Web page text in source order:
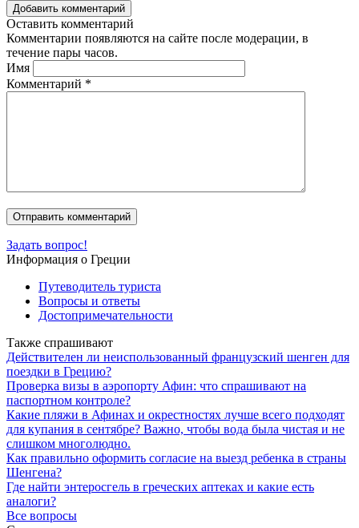
Добавить комментарий
Оставить комментарий
Комментарии появляются на сайте после модерации, в
течение пары часов.
Имя
Комментарий *
Задать вопрос!
Информация о Греции
Путеводитель туриста
Вопросы и ответы
Достопримечательности
Также спрашивают
Действителен ли неиспользованный французский шенген для
поездки в Грецию?
Проверка визы в аэропорту Афин: что спрашивают на
паспортном контроле?
Какие пляжи в Афинах и окрестностях лучше всего подходят
для купания в сентябре? Важно, чтобы вода была чистая и не
слишком многолюдно.
Как правильно оформить согласие на выезд ребенка в страны
Шенгена?
Где найти энтеросгель в греческих аптеках и какие есть
аналоги?
Все вопросы